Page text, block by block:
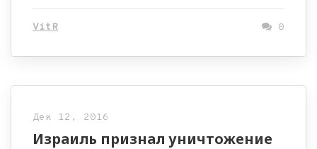
VitR 0
Дек 12, 2016
Израиль признал уничтожение